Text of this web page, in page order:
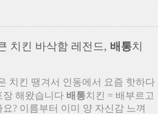
치킨 바삭함 레전드, 배통치
치킨 땡겨서 인동에서 요즘 핫하다
장 해왔습니다 배통치킨 = 배부르고
? 이름부터 이미 양 자신감 느껴